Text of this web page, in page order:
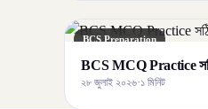
BCS Preparation
BCS MCQ Practice
২৮ জুলাই ২০২৬·১ মিনিট